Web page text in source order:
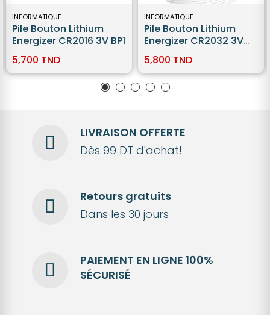
INFORMATIQUE
Pile Bouton Lithium
Energizer CR2016 3V BP1
5,700 TND
INFORMATIQUE
Pile Bouton Lithium
Energizer CR2032 3V
5,800 TND
LIVRAISON OFFERTE
Dès 99 DT d'achat!
Retours gratuits
Dans les 30 jours
PAIEMENT EN LIGNE 100%
SÉCURISÉ